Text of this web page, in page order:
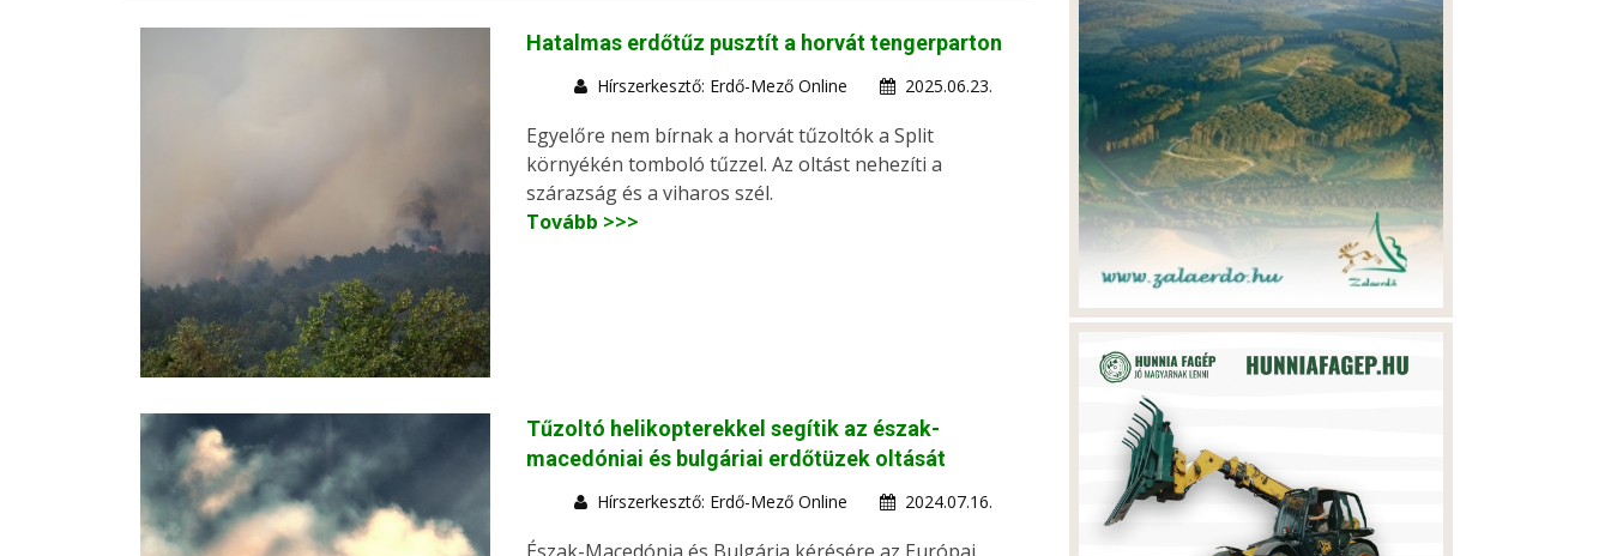
Hatalmas erdőtűz pusztít a horvát tengerparton
Hírszerkesztő: Erdő-Mező Online 2025.06.23.
Egyelőre nem bírnak a horvát tűzoltók a Split
környékén tomboló tűzzel. Az oltást nehezíti a
szárazság és a viharos szél.
Tovább >>>
Tűzoltó helikopterekkel segítik az észak-
macedóniai és bulgáriai erdőtüzek oltását
Hírszerkesztő: Erdő-Mező Online 2024.07.16.